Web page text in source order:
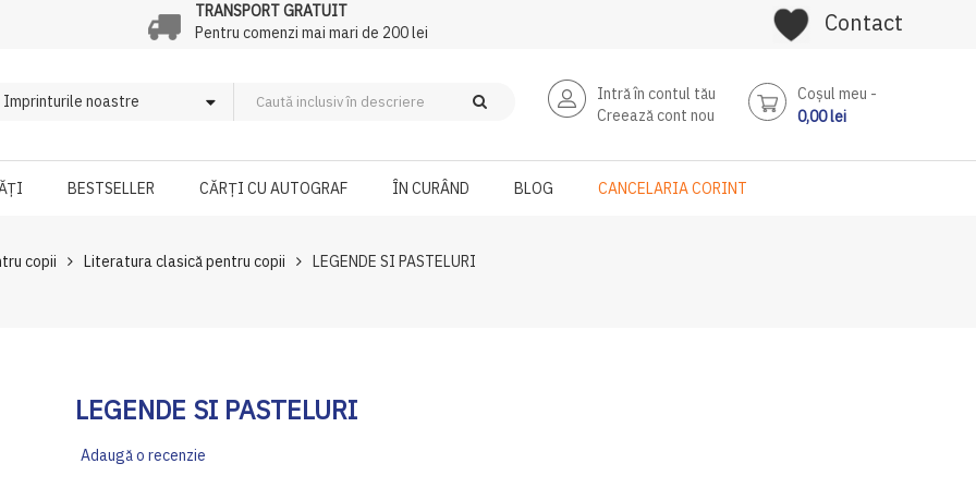
TRANSPORT GRATUIT
Pentru comenzi mai mari de 200 lei
Contact
Intră în contul tău
Creează cont nou
Coşul meu
0,00 lei
BESTSELLER CĂRȚI CU AUTOGRAF ÎN CURÂND BLOG CANCELARIA CORINT
copii Literatura clasică pentru copii LEGENDE SI PASTELURI
LEGENDE SI PASTELURI
Adaugă o recenzie